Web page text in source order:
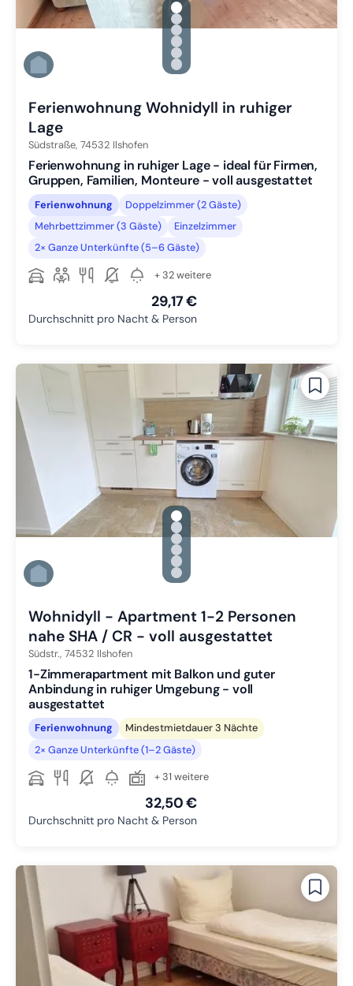
gallery.slide_selector
Zu Slide 1 wechseln
Zu Slide 2 wechseln
Zu Slide 3 wechseln
Zu Slide 4 wechseln
Zu Slide 5 wechseln
Zu Slide 6 wechseln
Ferienwohnung Wohnidyll in ruhiger
Lage
Südstraße, 74532 Ilshofen
Ferienwohnung in ruhiger Lage - ideal für Firmen,
Gruppen, Familien, Monteure - voll ausgestattet
Ferienwohnung
Doppelzimmer (2 Gäste)
Mehrbettzimmer (3 Gäste)
Einzelzimmer
2× Ganze Unterkünfte (5–6 Gäste)
+ 32 weitere
29,17 €
Durchschnitt pro Nacht & Person
gallery.slide_selector
Zu Slide 1 wechseln
Zu Slide 2 wechseln
Zu Slide 3 wechseln
Zu Slide 4 wechseln
Zu Slide 5 wechseln
Zu Slide 6 wechseln
Wohnidyll - Apartment 1-2 Personen
nahe SHA / CR - voll ausgestattet
Südstr., 74532 Ilshofen
1-Zimmerapartment mit Balkon und guter
Anbindung in ruhiger Umgebung - voll
ausgestattet
Ferienwohnung
Mindestmietdauer 3 Nächte
2× Ganze Unterkünfte (1–2 Gäste)
+ 31 weitere
32,50 €
Durchschnitt pro Nacht & Person